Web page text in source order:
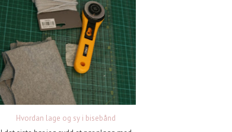
Hvordan lage og sy i bisebånd